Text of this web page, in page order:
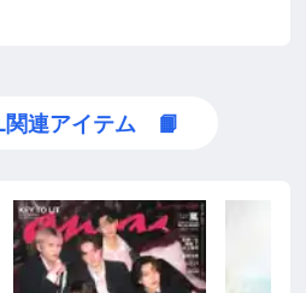
連アイテム 📙